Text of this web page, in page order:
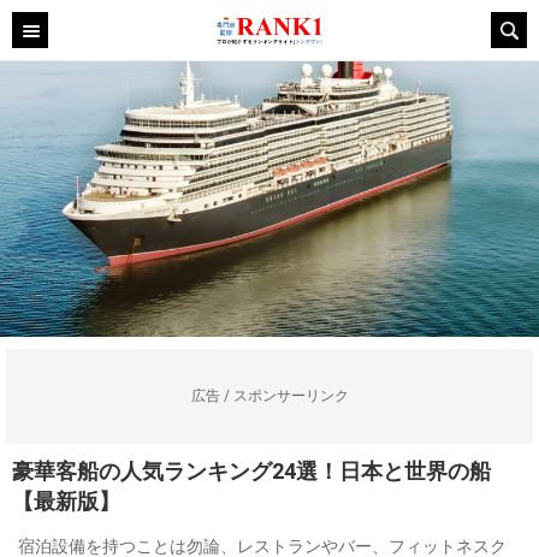
広告 / スポンサーリンク
豪華客船の人気ランキング24選！日本と世界の船
【最新版】
宿泊設備を持つことは勿論、レストランやバー、フィットネスク